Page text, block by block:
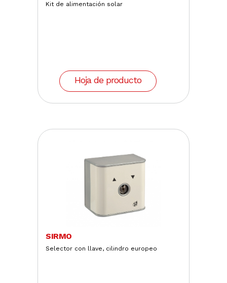
Kit de alimentación solar
Hoja de producto
SIRMO
Selector con llave, cilindro europeo